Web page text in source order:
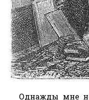
Однажды мне